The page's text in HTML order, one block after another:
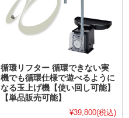
循環リフター 循環できない実
機でも循環仕様で遊べるように
なる玉上げ機【使い回し可能】
【単品販売可能】
¥39,800(税込)